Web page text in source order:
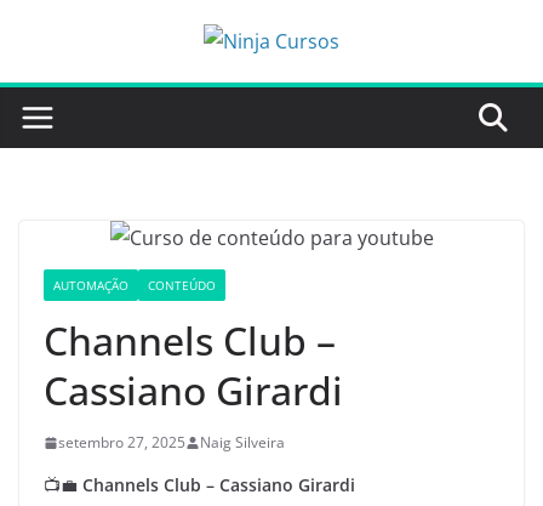
o
conteúdo
AUTOMAÇÃO CONTEÚDO
Channels Club –
Cassiano Girardi
setembro 27, 2025 Naig Silveira
📺💼 Channels Club – Cassiano Girardi